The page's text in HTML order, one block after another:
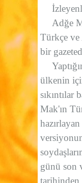
Adğe
Türkçe ve
bir
ülkenin
sıkıntılar
Mak'ın
günü son